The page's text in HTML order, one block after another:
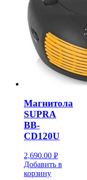
Магнитола
SUPRA
BB-
CD120U
2,690.00 Р
УБ.
Добавить в
корзину